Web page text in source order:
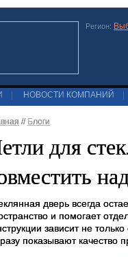
Регион:
НОВОСТИ КОМПАНИЙ
// Блоги
для
дверь всегда
и помогает
зависит не
показывают качество